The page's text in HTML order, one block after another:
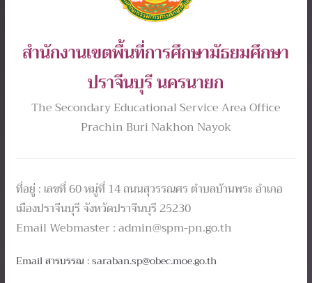
สำนักงานเขตพื้นที่การศึกษามัธยมศึกษา
ปราจีนบุรี นครนายก
The Secondary Educational Service Area Office
Prachin Buri Nakhon Nayok
ที่อยู่ : เลขที่ 60 หมู่ที่ 14 ถนนสุวรรณศร ตำบลบ้านพระ อำเภอ
เมืองปราจีนบุรี จังหวัดปราจีนบุรี 25230
Email Webmaster : admin@spm-pn.go.th
Email สารบรรณ : saraban.sp@obec.moe.go.th